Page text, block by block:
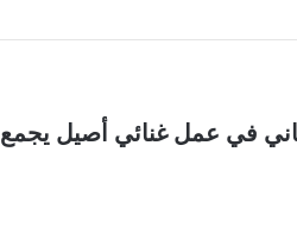
في عمل غنائي أصيل يجمع